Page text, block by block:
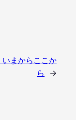
いまからここか
ら
→